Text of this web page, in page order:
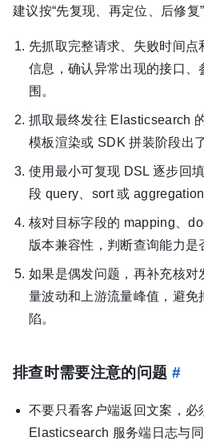
建议按“先复现、再定位、后修复
先抓取完整请求、失败时间
信息，确认异常出现的接口
围。
抓取最终发往 Elasticsearch
模板渲染或 SDK 拼装阶段出
使用最小可复现 DSL 逐步回
段 query、sort 或 aggregation
核对目标字段的 mapping、
版本兼容性，判断查询能力是
如果是偶发问题，再补充核对
量波动和上游流量峰值，避
陷。
排查时需要注意的问题 #
不要只看客户端返回文案，必
Elasticsearch 服务端日志与